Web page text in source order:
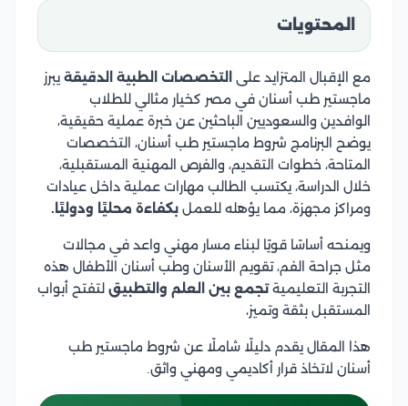
المحتويات
مع الإقبال المتزايد على التخصصات الطبية الدقيقة يبرز
ماجستير طب أسنان في مصر كخيار مثالي للطلاب
الوافدين والسعوديين الباحثين عن خبرة عملية حقيقية،
يوضح البرنامج شروط ماجستير طب أسنان، التخصصات
المتاحة، خطوات التقديم، والفرص المهنية المستقبلية،
خلال الدراسة، يكتسب الطالب مهارات عملية داخل عيادات
ومراكز مجهزة، مما يؤهله للعمل بكفاءة محليًا ودوليًا.
ويمنحه أساسًا قويًا لبناء مسار مهني واعد في مجالات
مثل جراحة الفم، تقويم الأسنان وطب أسنان الأطفال هذه
التجربة التعليميةتجمع بين العلم والتطبيق لتفتح أبواب
المستقبل بثقة وتميز،
هذا المقال يقدم دليلًا شاملًا عن شروط ماجستير طب
أسنان لاتخاذ قرار أكاديمي ومهني واثق.